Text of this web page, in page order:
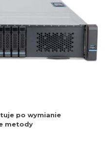
po wymianie
metody